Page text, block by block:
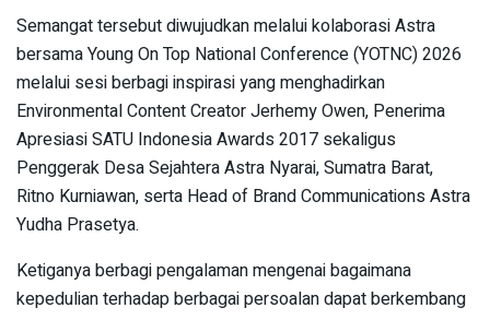
Semangat tersebut diwujudkan melalui kolaborasi Astra
bersama Young On Top National Conference (YOTNC) 2026
melalui sesi berbagi inspirasi yang menghadirkan
Environmental Content Creator Jerhemy Owen, Penerima
Apresiasi SATU Indonesia Awards 2017 sekaligus
Penggerak Desa Sejahtera Astra Nyarai, Sumatra Barat,
Ritno Kurniawan, serta Head of Brand Communications Astra
Yudha Prasetya.
Ketiganya berbagi pengalaman mengenai bagaimana
kepedulian terhadap berbagai persoalan dapat berkembang